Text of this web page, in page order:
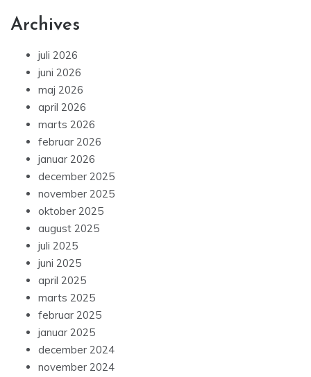
Archives
juli 2026
juni 2026
maj 2026
april 2026
marts 2026
februar 2026
januar 2026
december 2025
november 2025
oktober 2025
august 2025
juli 2025
juni 2025
april 2025
marts 2025
februar 2025
januar 2025
december 2024
november 2024